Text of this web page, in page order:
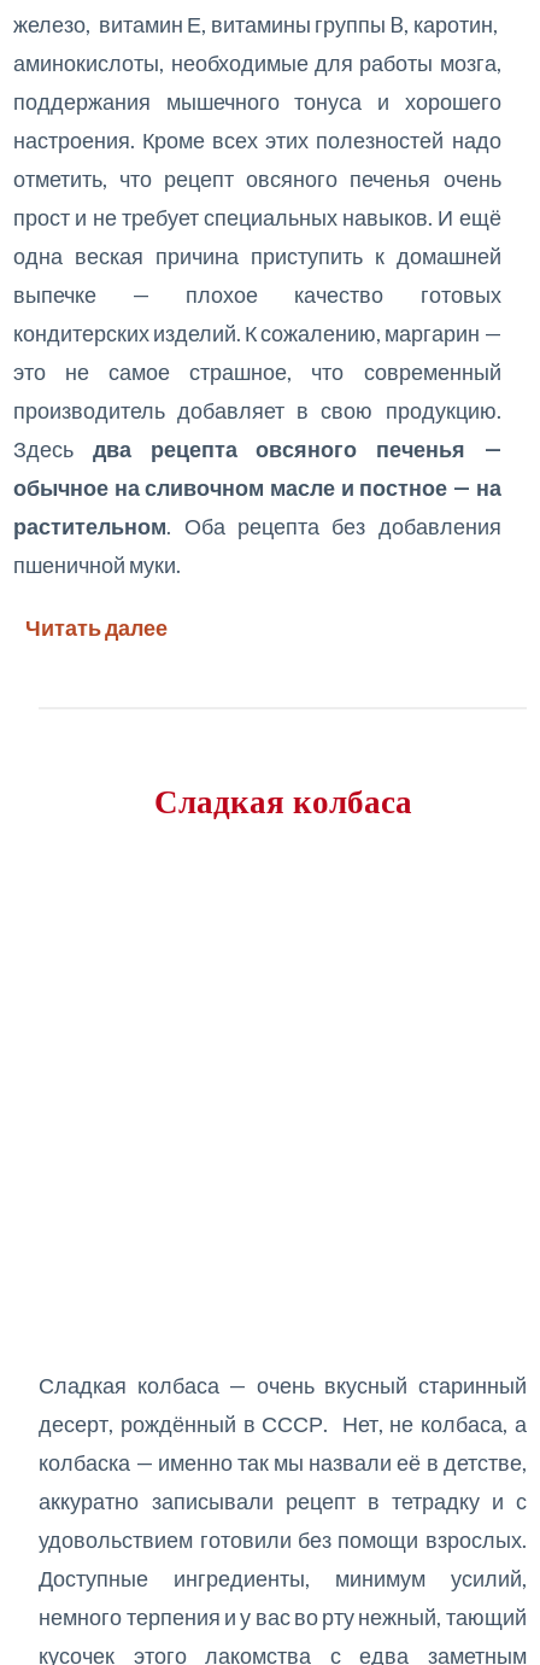
железо, витамин Е, витамины группы B, каротин,
аминокислоты, необходимые для работы мозга,
поддержания мышечного тонуса и хорошего
настроения. Кроме всех этих полезностей надо
отметить, что рецепт овсяного печенья очень
прост и не требует специальных навыков. И ещё
одна веская причина приступить к домашней
выпечке — плохое качество готовых
кондитерских изделий. К сожалению, маргарин —
это не самое страшное, что современный
производитель добавляет в свою продукцию.
Здесь два рецепта овсяного печенья —
обычное на сливочном масле и постное — на
растительном. Оба рецепта без добавления
пшеничной муки.
Читать далее
Сладкая колбаса
Сладкая колбаса — очень вкусный старинный
десерт, рождённый в СССР. Нет, не колбаса, а
колбаска — именно так мы назвали её в детстве,
аккуратно записывали рецепт в тетрадку и с
удовольствием готовили без помощи взрослых.
Доступные ингредиенты, минимум усилий,
немного терпения и у вас во рту нежный, тающий
кусочек этого лакомства с едва заметным